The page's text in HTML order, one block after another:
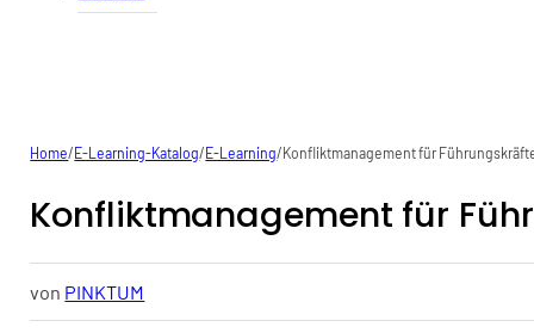
Home/ E-Learning-Katalog/ E-Learning/ Konfliktmanagement für
Konfliktmanagement für
von PINKTUM